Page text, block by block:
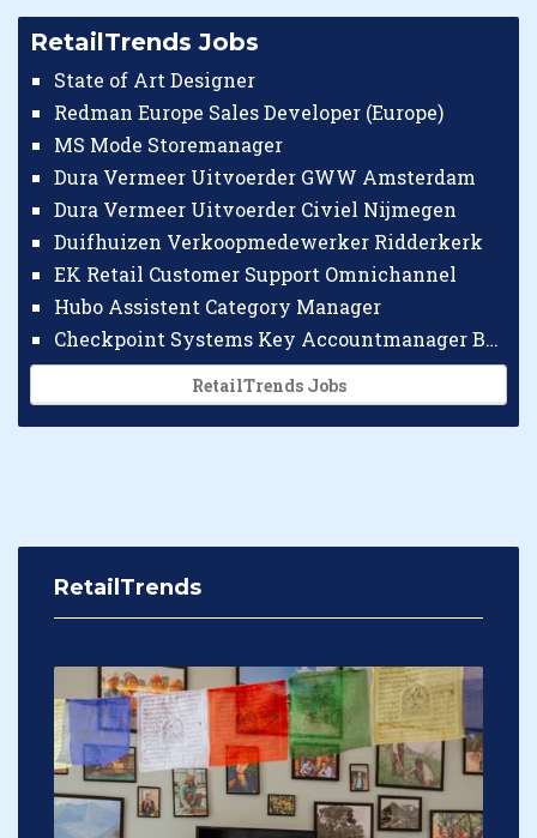
RetailTrends Jobs
State of Art Designer
Redman Europe Sales Developer (Europe)
MS Mode Storemanager
Dura Vermeer Uitvoerder GWW Amsterdam
Dura Vermeer Uitvoerder Civiel Nijmegen
Duifhuizen Verkoopmedewerker Ridderkerk
EK Retail Customer Support Omnichannel
Hubo Assistent Category Manager
Checkpoint Systems Key Accountmanager Benelux
RetailTrends Jobs
RetailTrends